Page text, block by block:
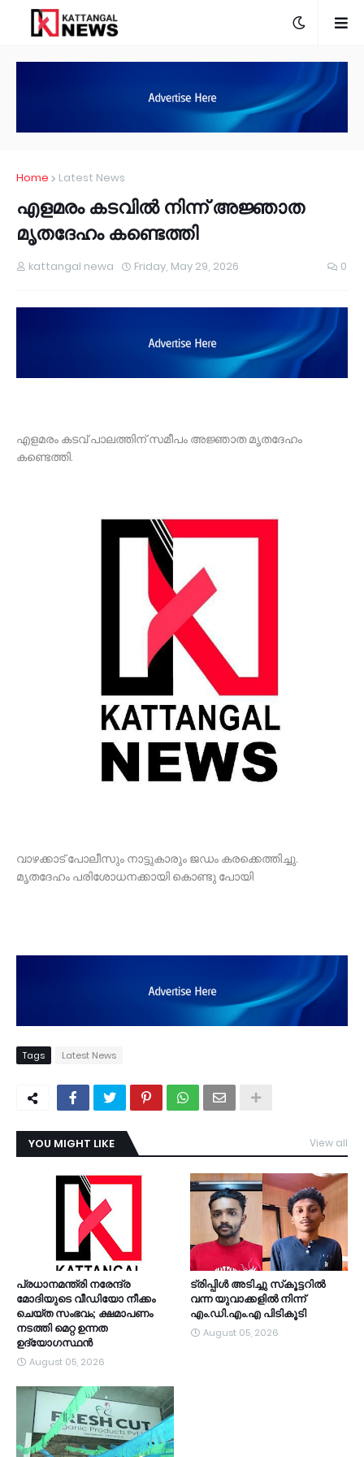
Home Latest News
എളമരം കടവിൽ നിന്ന് അജ്ഞാത
മൃതദേഹം കണ്ടെത്തി
kattangal newa Friday, May 29, 2026 0
എളമരം കടവ് പാലത്തിന് സമീപം അജ്ഞാത മൃതദേഹം
കണ്ടെത്തി.
വാഴക്കാട് പോലീസും നാട്ടുകാരും ജഡം കരക്കെത്തിച്ചു.
മൃതദേഹം പരിശോധനക്കായി കൊണ്ടു പോയി
Tags Latest News
YOU MIGHT LIKE View all
പ്രധാനമന്ത്രി നരേന്ദ്ര
മോദിയുടെ വീഡിയോ നീക്കം
ചെയ്ത സംഭവം; ക്ഷമാപണം
നടത്തി മെറ്റ ഉന്നത
ഉദ്യോഗസ്ഥന്‍
August 05, 2026
ട്രിപ്പിള്‍ അടിച്ചു സ്‌കൂട്ടറില്‍
വന്ന യുവാക്കളില്‍ നിന്ന്
എം.ഡി.എം.എ പിടികൂടി
August 05, 2026